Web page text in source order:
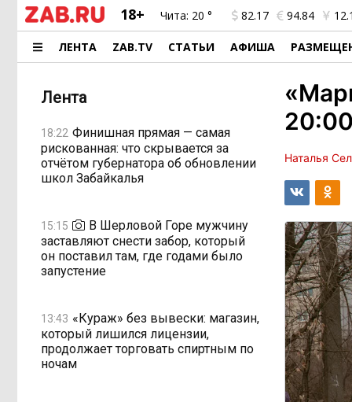
18+ Чита: 20 ° 82.17 94.84
ЛЕНТА ZAB.TV СТАТЬИ АФИША
Лента
18:22 Финишная прямая — самая
рискованная: что скрывается за
отчётом губернатора об обновлении
школ Забайкалья
15:15
В Шерловой Горе мужчину
заставляют снести забор, который
он поставил там, где годами было
запустение
13:43 «Кураж» без вывески: магазин,
который лишился лицензии,
продолжает торговать спиртным по
ночам
Наталья